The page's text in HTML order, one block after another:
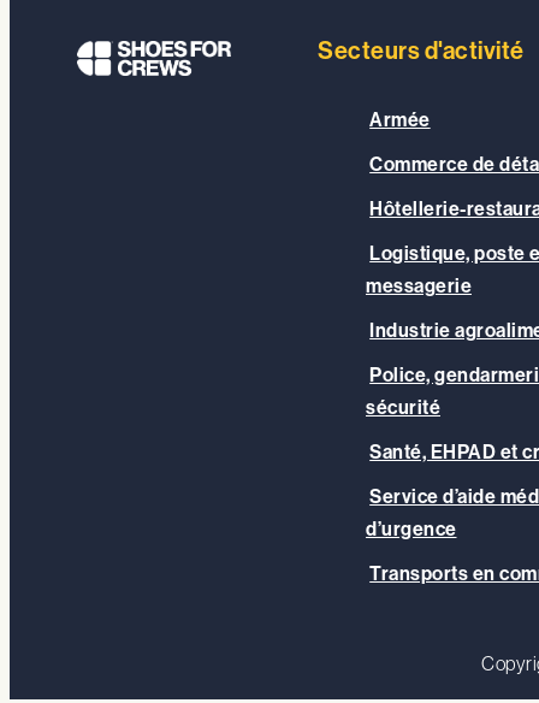
Secteurs d'activité
Armée
Commerce de
Hôtellerie-
Logistique, poste
messagerie
Industrie
Police,
sécurité
Santé, EHPAD et
Service d’aide
d’urgence
Transports en